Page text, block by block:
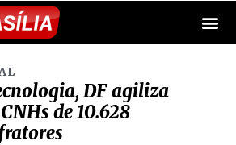
DF agiliza
de 10.628